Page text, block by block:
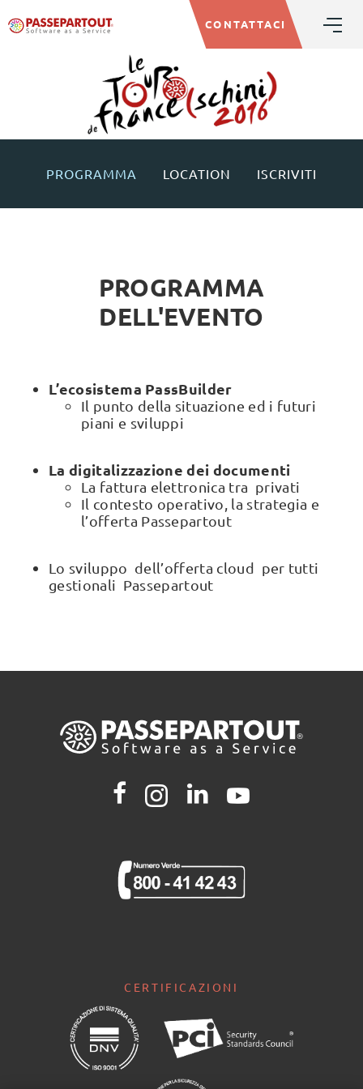
CONTATTACI
PROGRAMMA LOCATION ISCRIVITI
PROGRAMMA
DELL'EVENTO
L’ecosistema PassBuilder
Il punto della situazione ed i futuri
piani e sviluppi
La digitalizzazione dei documenti
La fattura elettronica tra privati
Il contesto operativo, la strategia e
l’offerta Passepartout
Lo sviluppo dell’offerta cloud per tutti
gestionali Passepartout
CERTIFICAZIONI